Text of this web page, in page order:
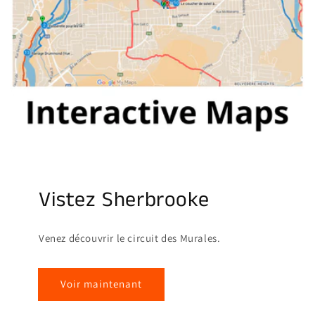
Vistez Sherbrooke
Venez découvrir le circuit des Murales.
Voir maintenant